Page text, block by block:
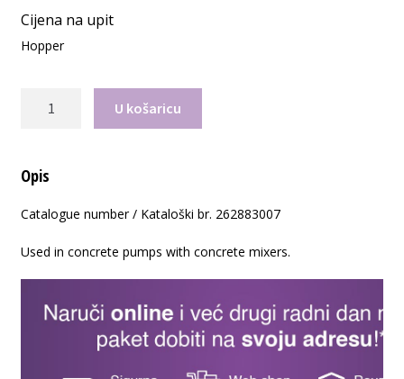
Cijena na upit
Hopper
punjenje
262883007
količina
U košaricu
Opis
Catalogue number / Kataloški br. 262883007
Used in concrete pumps with concrete mixers.